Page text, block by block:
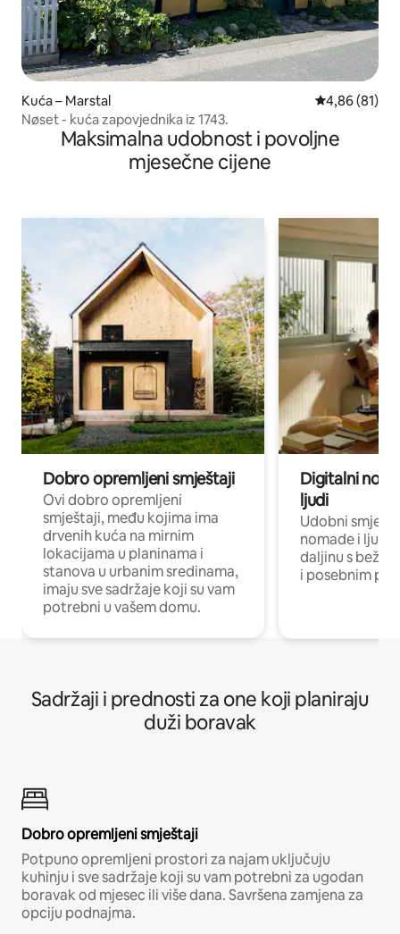
Kuća – Marstal Prosječna
4,86 (81)
Nøset - kuća zapovjednika iz 1743.
Maksimalna udobnost i povoljne
mjesečne cijene
Dobro opremljeni smještaji
Ovi dobro opremljeni
smještaji, među kojima ima
drvenih kuća na mirnim
lokacijama u planinama i
stanova u urbanim sredinama,
imaju sve sadržaje koji su vam
potrebni u vašem domu.
Digitalni
ljudi
Udobni
nomade i ljude
daljinu s
i posebnim
Sadržaji i prednosti za one koji planiraju
duži boravak
Dobro opremljeni smještaji
Potpuno opremljeni prostori za najam uključuju
kuhinju i sve sadržaje koji su vam potrebni za ugodan
boravak od mjesec ili više dana. Savršena zamjena za
opciju podnajma.